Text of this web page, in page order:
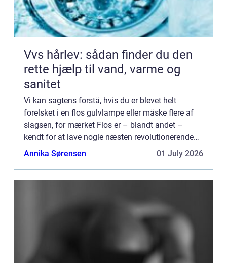
Vvs hårlev: sådan finder du den
rette hjælp til vand, varme og
sanitet
Vi kan sagtens forstå, hvis du er blevet helt
forelsket i en flos gulvlampe eller måske flere af
slagsen, for mærket Flos er – blandt andet –
kendt for at lave nogle næsten revolutionerende
gulvlamper, som man ved ...
Annika Sørensen 01 July 2026